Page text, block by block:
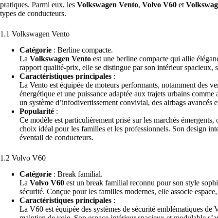
pratiques. Parmi eux, les Volkswagen Vento, Volvo V60 et
types de conducteurs.
1.1 Volkswagen Vento
Catégorie : Berline compacte.
La Volkswagen Vento est une berline compacte qui allie
rapport qualité-prix, elle se distingue par son intérieur spacieux,
Caractéristiques principales :
La Vento est équipée de moteurs performants, notamment des
énergétique et une puissance adaptée aux trajets urbains
un système d’infodivertissement convivial, des airbags avancés
Popularité :
Ce modèle est particulièrement prisé sur les marchés
choix idéal pour les familles et les professionnels. Son design
éventail de conducteurs.
1.2 Volvo V60
Catégorie : Break familial.
La Volvo V60 est un break familial reconnu pour son style
sécurité. Conçue pour les familles modernes, elle associe
Caractéristiques principales :
La V60 est équipée des systèmes de sécurité emblématiques de